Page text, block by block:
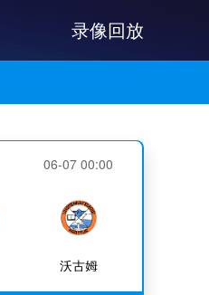
录像回放
06-07 00:00
沃古姆